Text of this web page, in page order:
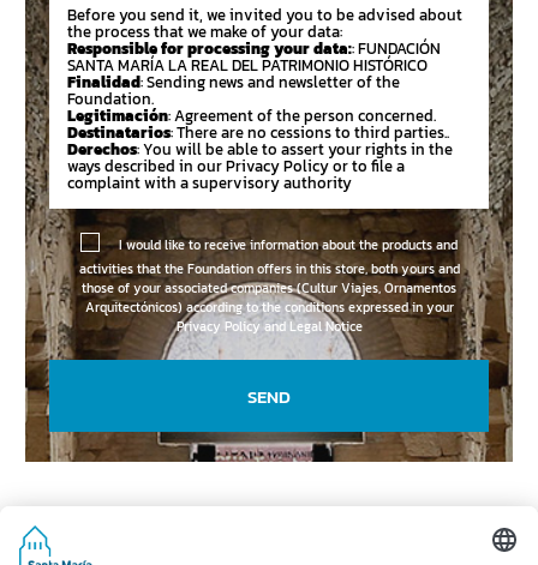
Before you send it, we invited you to be advised about
the process that we make of your data:
Responsible for processing your data:: FUNDACIÓN
SANTA MARÍA LA REAL DEL PATRIMONIO HISTÓRICO
Finalidad: Sending news and newsletter of the
Foundation.
Legitimación: Agreement of the person concerned.
Destinatarios: There are no cessions to third parties..
Derechos: You will be able to assert your rights in the
ways described in our Privacy Policy or to file a
complaint with a supervisory authority
I would like to receive information about the products and
activities that the Foundation offers in this store, both yours and
those of your associated companies (Cultur Viajes, Ornamentos
Arquitectónicos) according to the conditions expressed in your
Privacy Policy and Legal Notice
SEND